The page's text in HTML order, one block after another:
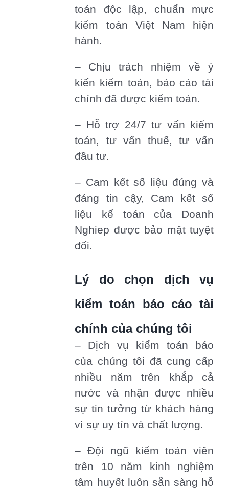
toán độc lập, chuẩn mực
kiểm toán Việt Nam hiện
hành.
– Chịu trách nhiệm về ý
kiến kiểm toán, báo cáo tài
chính đã được kiểm toán.
– Hỗ trợ 24/7 tư vấn kiểm
toán, tư vấn thuế, tư vấn
đầu tư.
– Cam kết số liệu đúng và
đáng tin cậy, Cam kết số
liệu kế toán của Doanh
Nghiep được bảo mật tuyệt
đối.
Lý do chọn dịch vụ
kiểm toán báo cáo tài
chính của chúng tôi
– Dịch vụ kiểm toán báo
của chúng tôi đã cung cấp
nhiều năm trên khắp cả
nước và nhận được nhiều
sự tin tưởng từ khách hàng
vì sự uy tín và chất lượng.
– Đội ngũ kiểm toán viên
trên 10 năm kinh nghiệm
tâm huyết luôn sẵn sàng hỗ